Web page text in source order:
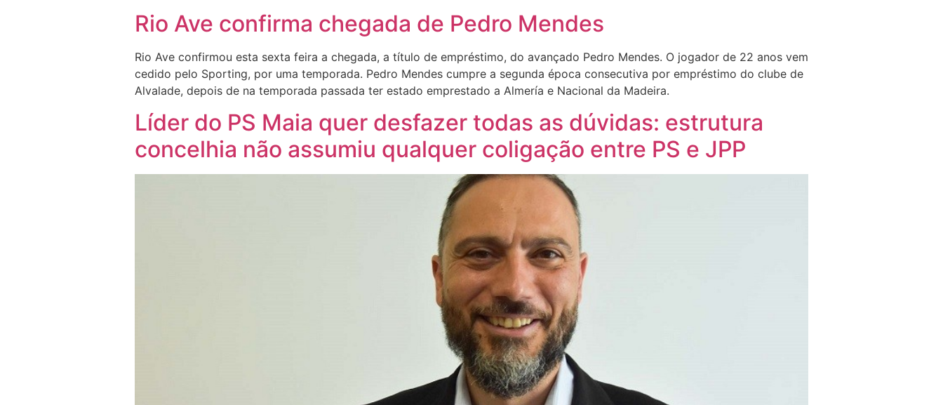
Rio Ave confirma chegada de Pedro Mendes
Rio Ave confirmou esta sexta feira a chegada, a título de empréstimo, do avançado Pedro Mendes. O jogador de 22 anos vem
cedido pelo Sporting, por uma temporada. Pedro Mendes cumpre a segunda época consecutiva por empréstimo do clube de
Alvalade, depois de na temporada passada ter estado emprestado a Almería e Nacional da Madeira.
Líder do PS Maia quer desfazer todas as dúvidas: estrutura
concelhia não assumiu qualquer coligação entre PS e JPP